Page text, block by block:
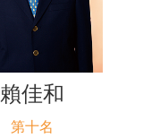
賴佳和
第十名